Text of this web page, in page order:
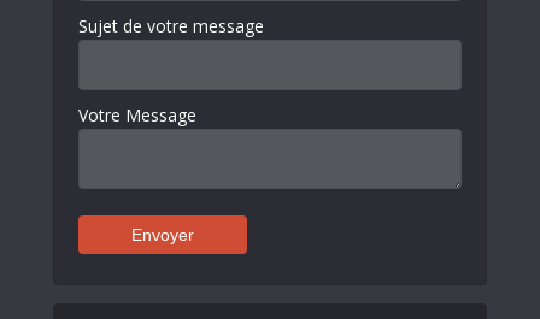
Sujet de votre message
Votre Message